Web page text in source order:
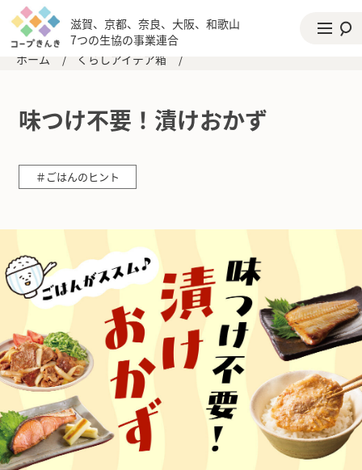
滋賀、京都、奈良、大阪、和歌山
7つの生協の事業連合
ホーム
/ くらしアイデア箱 /
味つけ不要！漬けおかず
＃ごはんのヒント